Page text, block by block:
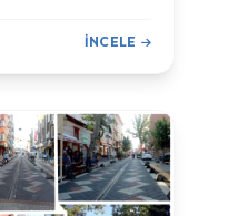
İNCELE